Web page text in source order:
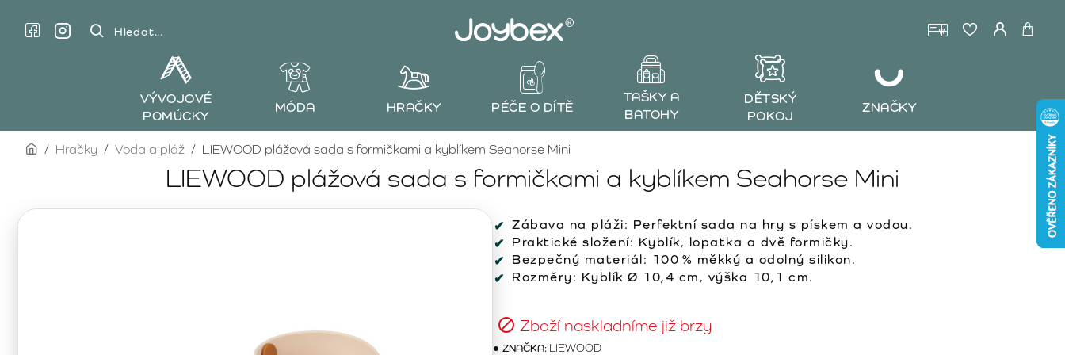
Hledat...
VÝVOJOVÉ
POMŮCKY
MÓDA HRAČKY PÉČE O DÍTĚ
TAŠKY A
BATOHY
DĚTSKÝ
POKOJ
ZNAČKY
LIEWOOD plážová sada s formičkami a kyblíkem Seahorse Mini
homeHračky Voda a pláž LIEWOOD plážová sada s formičkami a kyblíkem Seahorse Mini
Zábava na pláži: Perfektní sada na hry s pískem a vodou.
Praktické složení: Kyblík, lopatka a dvě formičky.
Bezpečný materiál: 100 % měkký a odolný silikon.
Rozměry: Kyblík Ø 10,4 cm, výška 10,1 cm.
Zboží naskladníme již brzy
ZNAČKA: LIEWOOD